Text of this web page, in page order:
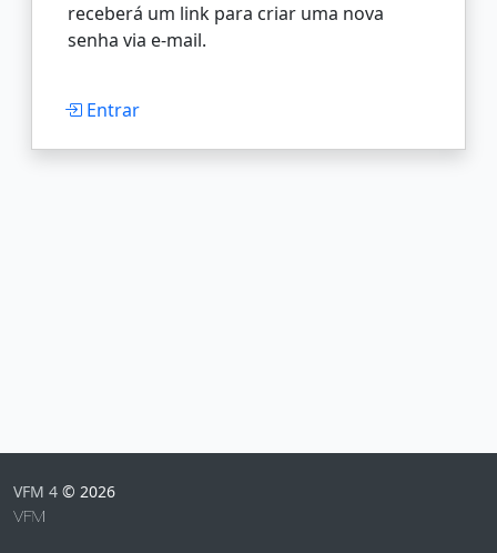
receberá um link para criar uma nova
senha via e-mail.
Entrar
VFM 4 © 2026